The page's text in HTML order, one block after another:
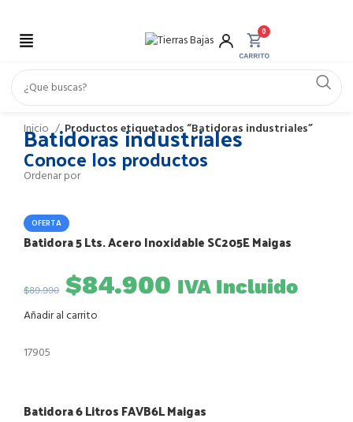
0
Inicio Productos etiquetados “Batidoras industriales”
Batidoras industriales
Conoce los productos
Ordenar por
OFERTA
17905
Batidora 5 Lts. Acero Inoxidable SC205E Maigas
$89.990 $84.900 IVA Incluido
Añadir al carrito
Batidora 6 Litros FAVB6L Maigas